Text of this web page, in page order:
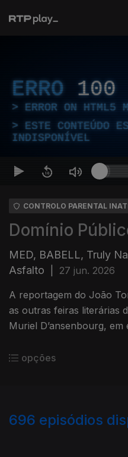
ERRO 100
ERROR ON HTML5
ESTE CONTEÚDO
INDISPONÍVEL
CONTROLO PARENTAL
Domínio
MED, BABELL, Truly
Asfalto
27 jun. 2026
A reportagem do João
as outras feiras literárias
Muriel D’ansenbourg, em
opções
696 episódios